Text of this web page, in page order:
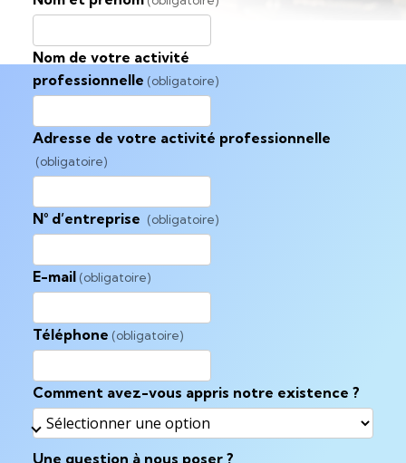
Nom de votre activité
professionnelle (obligatoire)
Adresse de votre activité professionnelle
(obligatoire)
N° d’entreprise (obligatoire)
E-mail (obligatoire)
Téléphone (obligatoire)
Comment avez-vous appris notre existence ?
Une question à nous poser ?